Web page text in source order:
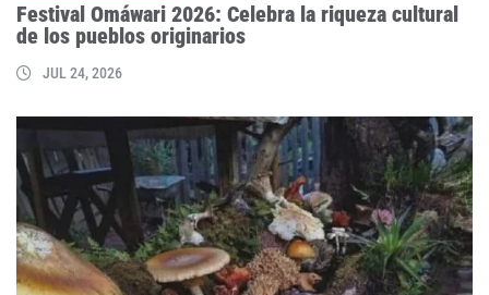
Festival Omáwari 2026: Celebra la riqueza cultural
de los pueblos originarios
JUL 24, 2026